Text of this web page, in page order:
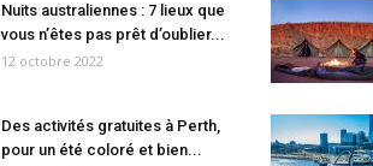
Nuits australiennes : 7 lieux que
vous n’êtes pas prêt d’oublier...
12 octobre 2022
Des activités gratuites à Perth,
pour un été coloré et bien...